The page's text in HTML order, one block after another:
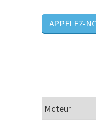
APPELEZ-